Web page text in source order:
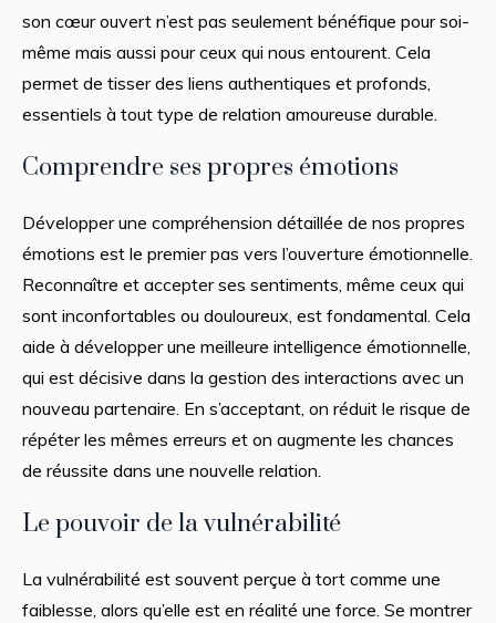
son cœur ouvert n’est pas seulement bénéfique pour soi-
même mais aussi pour ceux qui nous entourent. Cela
permet de tisser des liens authentiques et profonds,
essentiels à tout type de relation amoureuse durable.
Comprendre ses propres émotions
Développer une compréhension détaillée de nos propres
émotions est le premier pas vers l’ouverture émotionnelle.
Reconnaître et accepter ses sentiments, même ceux qui
sont inconfortables ou douloureux, est fondamental. Cela
aide à développer une meilleure intelligence émotionnelle,
qui est décisive dans la gestion des interactions avec un
nouveau partenaire. En s’acceptant, on réduit le risque de
répéter les mêmes erreurs et on augmente les chances
de réussite dans une nouvelle relation.
Le pouvoir de la vulnérabilité
La vulnérabilité est souvent perçue à tort comme une
faiblesse, alors qu’elle est en réalité une force. Se montrer